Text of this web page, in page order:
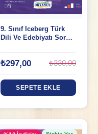
9. Sınıf Iceberg Türk
Dili Ve Edebiyatı Soru
₺297,00 ₺330,00
SEPETE EKLE